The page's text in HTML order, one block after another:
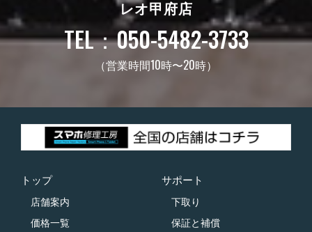
レオ甲府店
TEL：050-5482-3733
（営業時間10時〜20時）
トップ
店舗案内
価格一覧
サポート
下取り
保証と補償